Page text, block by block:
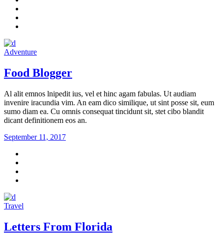
Adventure
Food Blogger
Al alit emnos lnipedit ius, vel et hinc agam fabulas. Ut audiam
invenire iracundia vim. An eam dico similique, ut sint posse sit, eum
sumo diam ea. Cu omnis consequat tincidunt sit, stet cibo blandit
dicant definitionem eos an.
September 11, 2017
Travel
Letters From Florida